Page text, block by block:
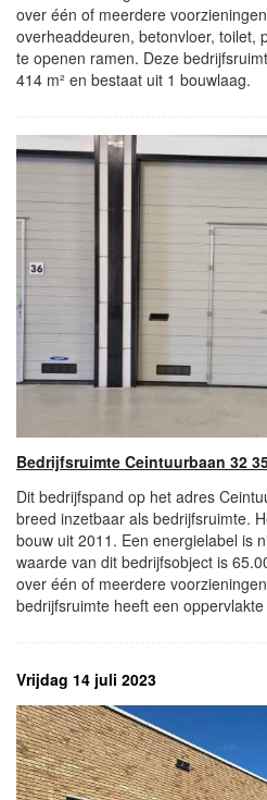
over één of meerdere
overheaddeuren, betonvloer, toilet,
te openen ramen. Deze
414 m² en bestaat uit 1 bouwlaag.
Bedrijfsruimte Ceintuurbaan 32
Dit bedrijfspand op het adres
breed inzetbaar als bedrijfsruimte.
bouw uit 2011. Een energielabel is
waarde van dit bedrijfsobject is
over één of meerdere
bedrijfsruimte heeft een oppervlakte
Vrijdag 14 juli 2023